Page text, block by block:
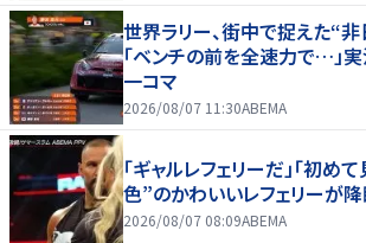
世界ラリー、街中で捉えた“
「ベンチの前を全速力で…」
一コマ
2026/08/07 11:30ABEMA
「ギャルレフェリーだ」「初め
色”のかわいいレフェリーが
2026/08/07 08:09ABEMA